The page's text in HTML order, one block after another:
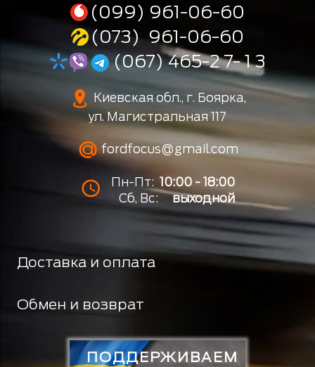
(099) 961-06-60
(073) 961-06-60
(067) 465-2 7- 1 3
Киевская обл., г. Боярка,
ул. Магистральная 117
fordfocus@gmail.com
Пн-Пт: 10:00 - 18:00
Сб, Вс:
выходной
Доставка и оплата
Обмен и возврат
ПОДДЕРЖИВАЕМ